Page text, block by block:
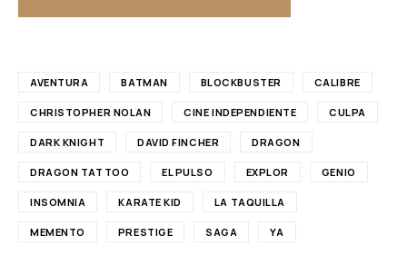
AVENTURA BATMAN BLOCKBUSTER CALIBRE
CHRISTOPHER NOLAN CINE INDEPENDIENTE CULPA
DARK KNIGHT DAVID FINCHER DRAGON
DRAGON TATTOO EL PULSO EXPLOR GENIO
INSOMNIA KARATE KID LA TAQUILLA
MEMENTO PRESTIGE SAGA YA